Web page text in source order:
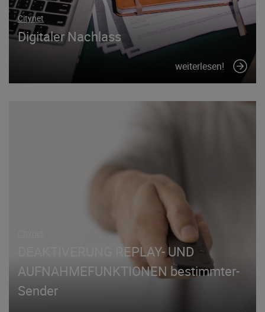
Citynet
Digitaler Nachlass
weiterlesen!
DEAKTIVERUNG REPLAY- UND
AUFNAHMEFUNKTIONEN bestimmter-
Sender